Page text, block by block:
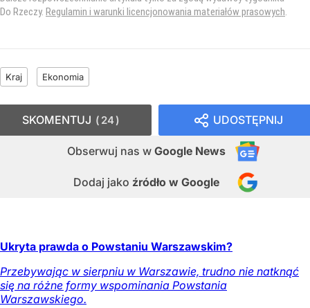
Do Rzeczy. Regulamin i warunki licencjonowania materiałów prasowych.
Kraj Ekonomia
UDOSTĘPNIJ
Obserwuj nas w Google News
Dodaj jako źródło w Google
SKOMENTUJ 24
Ukryta prawda o Powstaniu Warszawskim?
Przebywając w sierpniu w Warszawie, trudno nie natknąć
się na różne formy wspominania Powstania
Warszawskiego.